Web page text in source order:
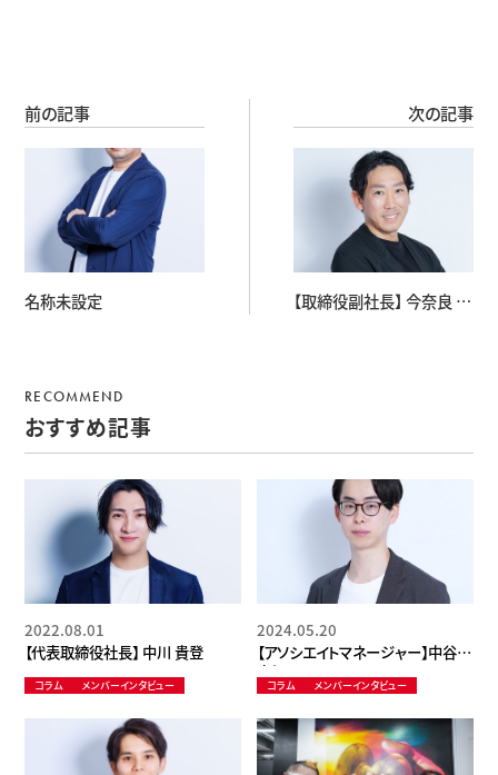
前の記事
名称未設定
次の記事
【取締役副社長】 今奈良 一
RECOMMEND
おすすめ記事
【代表取締役社長】 中川 貴登
2022.08.01
コラム メンバーインタビュー
【アソシエイトマネージャー】中谷
真輝
2024.05.20
コラム メンバーインタビュー